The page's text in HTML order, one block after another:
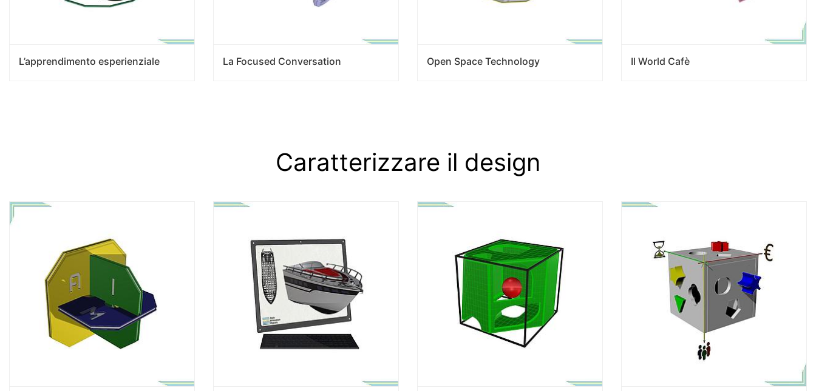
L’apprendimento esperienziale La Focused Conversation Open Space Technology Il World Cafè
Caratterizzare il design